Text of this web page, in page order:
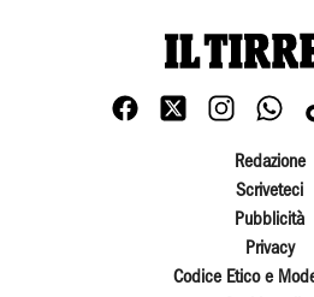
Redazione
Scriveteci
Pubblicità
Privacy
Codice Etico e